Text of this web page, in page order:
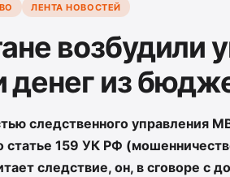
ЛЕНТА НОВОСТЕЙ
возбудили
из
следственного управления
статье 159 УК РФ
следствие, он, в сговоре с